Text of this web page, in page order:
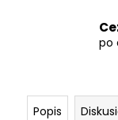
po
Popis